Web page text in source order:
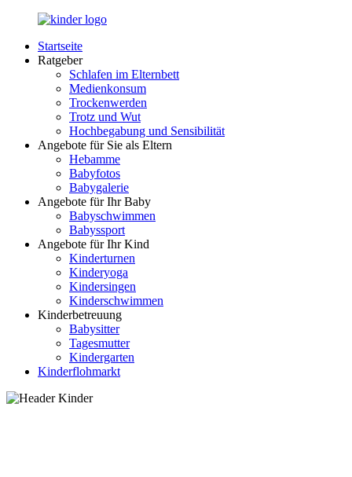
Zurück
Inhalt
LuckyKids.de
Das
Nachwuchs
Startseite
Ratgeber
Schlafen im Elternbett
Medienkonsum
Trockenwerden
Trotz und Wut
Hochbegabung und Sensibilität
Angebote für Sie als Eltern
Hebamme
Babyfotos
Babygalerie
Angebote für Ihr Baby
Babyschwimmen
Babyssport
Angebote für Ihr Kind
Kinderturnen
Kinderyoga
Kindersingen
Kinderschwimmen
Kinderbetreuung
Babysitter
Tagesmutter
Kindergarten
Kinderflohmarkt